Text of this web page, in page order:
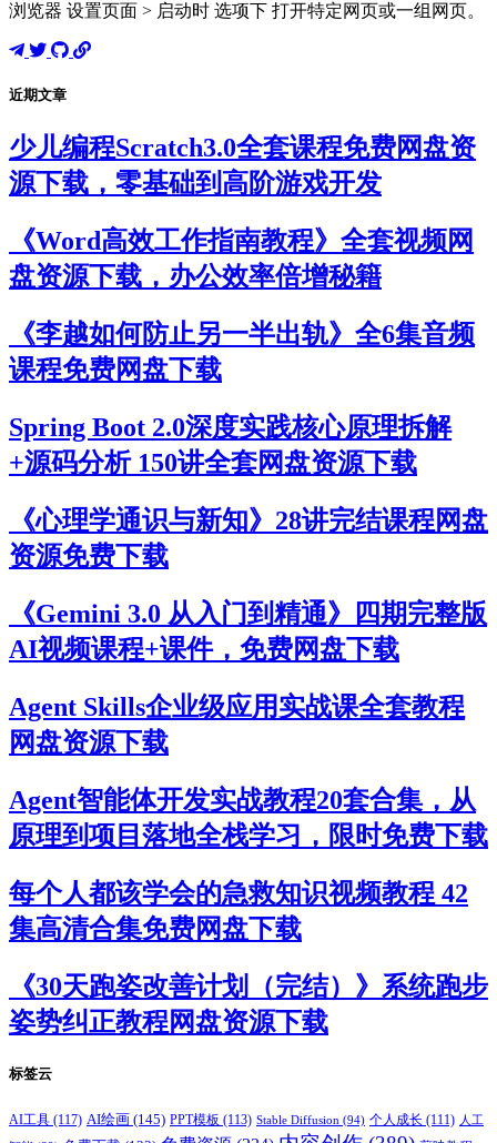
浏览器 设置页面 > 启动时 选项下 打开特定网页或一组网页。
近期文章
少儿编程Scratch3.0全套课程免费网盘资
源下载，零基础到高阶游戏开发
《Word高效工作指南教程》全套视频网
盘资源下载，办公效率倍增秘籍
《李越如何防止另一半出轨》全6集音频
课程免费网盘下载
Spring Boot 2.0深度实践核心原理拆解
+源码分析 150讲全套网盘资源下载
《心理学通识与新知》28讲完结课程网盘
资源免费下载
《Gemini 3.0 从入门到精通》四期完整版
AI视频课程+课件，免费网盘下载
Agent Skills企业级应用实战课全套教程
网盘资源下载
Agent智能体开发实战教程20套合集，从
原理到项目落地全栈学习，限时免费下载
每个人都该学会的急救知识视频教程 42
集高清合集免费网盘下载
《30天跑姿改善计划（完结）》系统跑步
姿势纠正教程网盘资源下载
标签云
AI工具 (117) AI绘画 (145) PPT模板 (113) Stable Diffusion (94) 个人成长 (111) 人工